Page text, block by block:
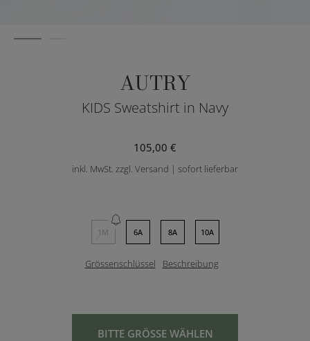
AUTRY
KIDS Sweatshirt in Navy
105,00 €
inkl. MwSt. zzgl. Versand | sofort lieferbar
1M 6A 8A 10A
Grössenschlüssel Beschreibung
BITTE GRÖSSE WÄHLEN